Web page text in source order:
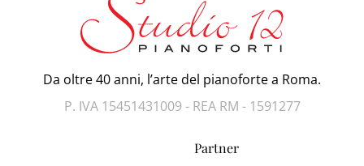
Da oltre 40 anni, l’arte del pianoforte a Roma.
P. IVA 15451431009 - REA RM - 1591277
Partner